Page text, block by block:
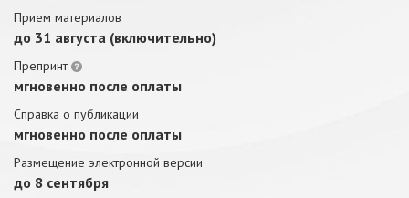
Прием материалов
до 31 августа (включительно)
Препринт
мгновенно после оплаты
Справка о публикации
мгновенно после оплаты
Размещение электронной версии
до 8 сентября